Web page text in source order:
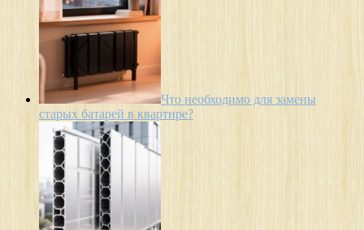
Что необходимо для замены
старых батарей в квартире?